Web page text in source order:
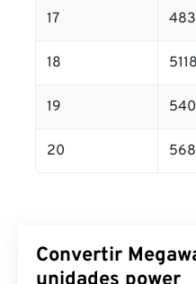
17
18
19
20
Convertir